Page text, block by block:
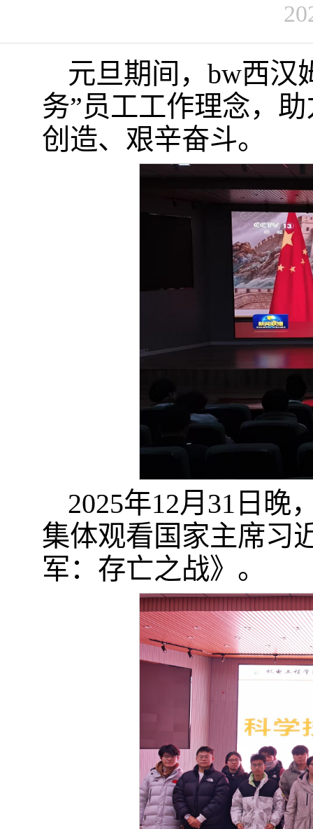
元旦期间，bw西汉
务”员工工作理念，
创造、艰辛奋斗。
2025年12月31日晚
集体观看国家主席习
军：存亡之战》。